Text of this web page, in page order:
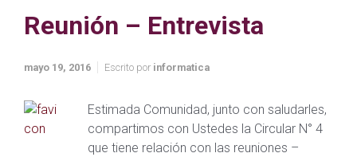
Reunión – Entrevista
mayo 19, 2016 Escrito por informatica
Estimada Comunidad, junto con saludarles,
compartimos con Ustedes la Circular N° 4
que tiene relación con las reuniones –